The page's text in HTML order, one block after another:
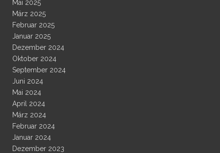
Mai 2025
März 2025
Februar 2025
Januar 2025
Dezember 2024
Oktober 2024
September 2024
Juni 2024
Mai 2024
April 2024
März 2024
Februar 2024
Januar 2024
Dezember 2023